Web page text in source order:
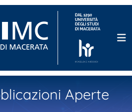
Aperte